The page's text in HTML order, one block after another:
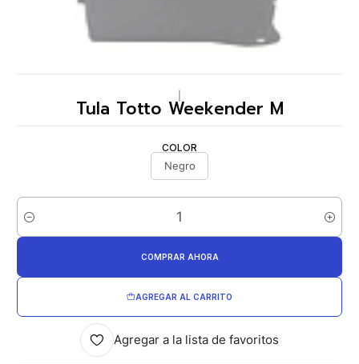
Tula Totto Weekender M
COLOR
Negro
Cantidad
AGREGAR AL CARRITO
COMPRAR AHORA
Agregar a la lista de favoritos